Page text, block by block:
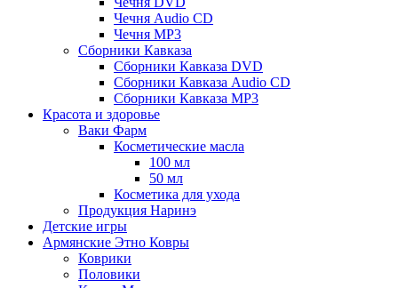
Чечня Audio CD
Чечня MP3
Сборники Кавказа
Сборники Кавказа DVD
Сборники Кавказа Audio CD
Сборники Кавказа MP3
Красота и здоровье
Ваки Фарм
Косметические масла
100 мл
50 мл
Косметика для ухода
Продукция Наринэ
Детские игры
Армянские Этно Ковры
Коврики
Половики